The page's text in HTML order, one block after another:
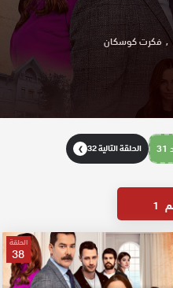
فكرت كوسكان
الحلقة التالية 32 ❯
1
الحلقة
38